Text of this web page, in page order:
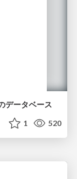
データベース
1 520